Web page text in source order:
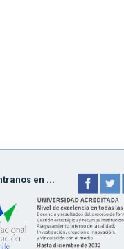
en ...